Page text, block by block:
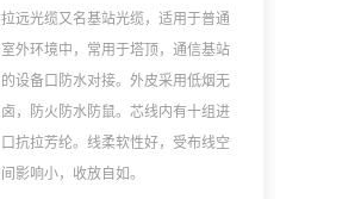
拉远光缆又名基站光缆，适用于普通
室外环境中，常用于塔顶，通信基站
的设备口防水对接。外皮采用低烟无
卤，防火防水防鼠。芯线内有十组进
口抗拉芳纶。线柔软性好，受布线空
间影响小，收放自如。